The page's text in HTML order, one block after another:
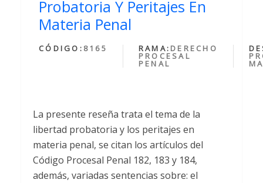
Probatoria Y Peritajes En
Materia Penal
CÓDIGO: 8165 RAMA: DERECHO
PROCESAL
PENAL
La presente reseña trata el tema de la
libertad probatoria y los peritajes en
materia penal, se citan los artículos del
Código Procesal Penal 182, 183 y 184,
además, variadas sentencias sobre: el